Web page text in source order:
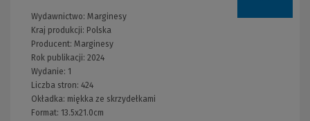
Wydawnictwo: Marginesy
Kraj produkcji: Polska
Producent: Marginesy
Rok publikacji: 2024
Wydanie: 1
Liczba stron: 424
Okładka: miękka ze skrzydełkami
Format: 13.5x21.0cm